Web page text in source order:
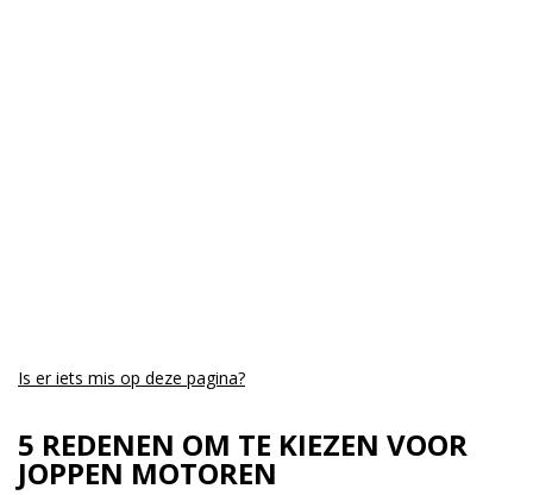
Is er iets mis op deze pagina?
5 REDENEN OM TE KIEZEN VOOR
JOPPEN MOTOREN